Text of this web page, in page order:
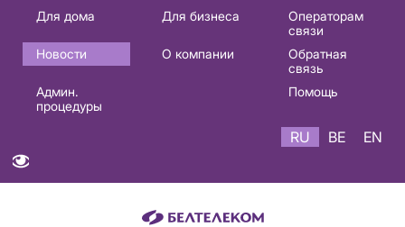
Основная
навигация
RU
Для дома Для бизнеса
Операторам
связи
Новости
О компании
Обратная
связь
Админ.
процедуры
Помощь
RU BE EN